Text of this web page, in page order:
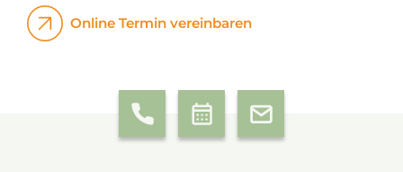
Online Termin vereinbaren